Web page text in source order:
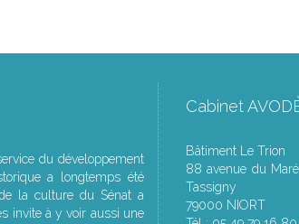
du développement
a longtemps été
la culture du Sénat a
invite à y voir aussi une
Cabinet
Bâtiment Le Trion
88 avenue du
Tassigny
79000 NIORT